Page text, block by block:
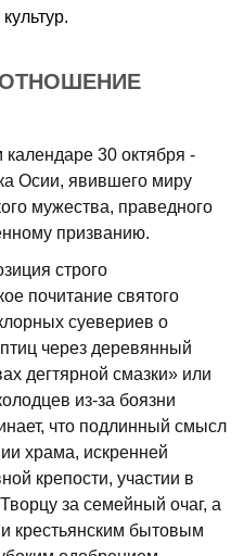
30 октября -
Осии, явившего миру
мужества, праведного
призванию.
строго
почитание святого
суевериев о
через деревянный
дегтярной смазки» или
из-за боязни
что подлинный смысл
храма, искренней
крепости, участии в
за семейный очаг, а
крестьянским бытовым